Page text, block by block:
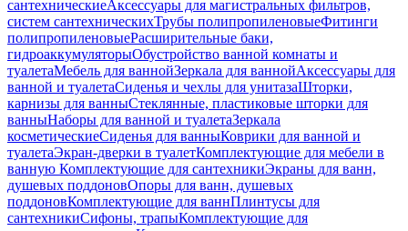
сантехническиеАксессуары для магистральных фильтров,
систем сантехническихТрубы полипропиленовыеФитинги
полипропиленовыеРасширительные баки,
гидроаккумуляторыОбустройство ванной комнаты и
туалетаМебель для ваннойЗеркала для ваннойАксессуары для
ванной и туалетаСиденья и чехлы для унитазаШторки,
карнизы для ванныСтеклянные, пластиковые шторки для
ванныНаборы для ванной и туалетаЗеркала
косметическиеСиденья для ванныКоврики для ванной и
туалетаЭкран-дверки в туалетКомплектующие для мебели в
ванную Комплектующие для сантехникиЭкраны для ванн,
душевых поддоновОпоры для ванн, душевых
поддоновКомплектующие для ваннПлинтусы для
сантехникиСифоны, трапыКомплектующие для